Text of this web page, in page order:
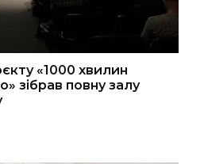
«1000 хвилин
зібрав повну залу